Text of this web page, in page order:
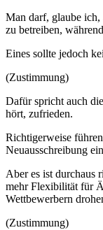
Man darf, glaube ich,
zu betreiben,
Eines sollte jedoch
(Zustimmung)
Dafür spricht auch
hört, zufrieden.
Richtigerweise
Neuausschreibung
Aber es ist durchaus
mehr Flexibilität für
Wettbewerbern
(Zustimmung)